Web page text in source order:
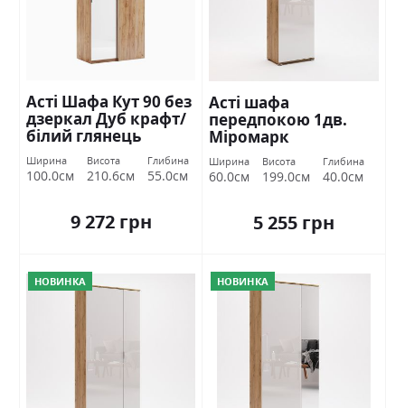
Асті Шафа Кут 90 без
дзеркал Дуб крафт/
білий глянець
Міромарк
Ширина
100.0см
Висота
210.6см
Глибина
55.0см
9 272 грн
Асті шафа
передпокою 1дв.
Міромарк
Ширина
60.0см
Висота
199.0см
Глибина
40.0см
5 255 грн
НОВИНКА НОВИНКА